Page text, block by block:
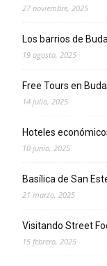
27 noviembre, 2025
Los barrios de
19 agosto, 2025
Free Tours en
14 julio, 2025
Hoteles
10 junio, 2025
Basílica de San
21 marzo, 2025
Visitando Street
15 febrero, 2025